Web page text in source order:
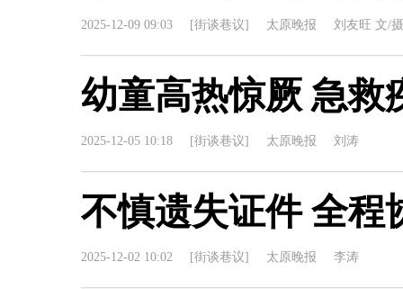
2025-12-09 09:03 [街谈巷议] 太原晚报 刘友旺 文/摄
幼童高热惊厥 急救
2025-12-05 10:18 [街谈巷议] 太原晚报 刘涛
不慎遗失证件 全程
2025-12-02 10:02 [街谈巷议] 太原晚报 李涛